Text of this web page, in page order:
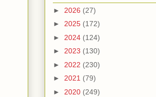
► 2026 (27)
► 2025 (172)
► 2024 (124)
► 2023 (130)
► 2022 (230)
► 2021 (79)
► 2020 (249)